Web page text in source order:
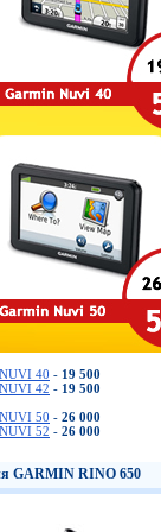
40 - 19 500
42 - 19 500
50 - 26 000
52 - 26 000
GARMIN RINO 650